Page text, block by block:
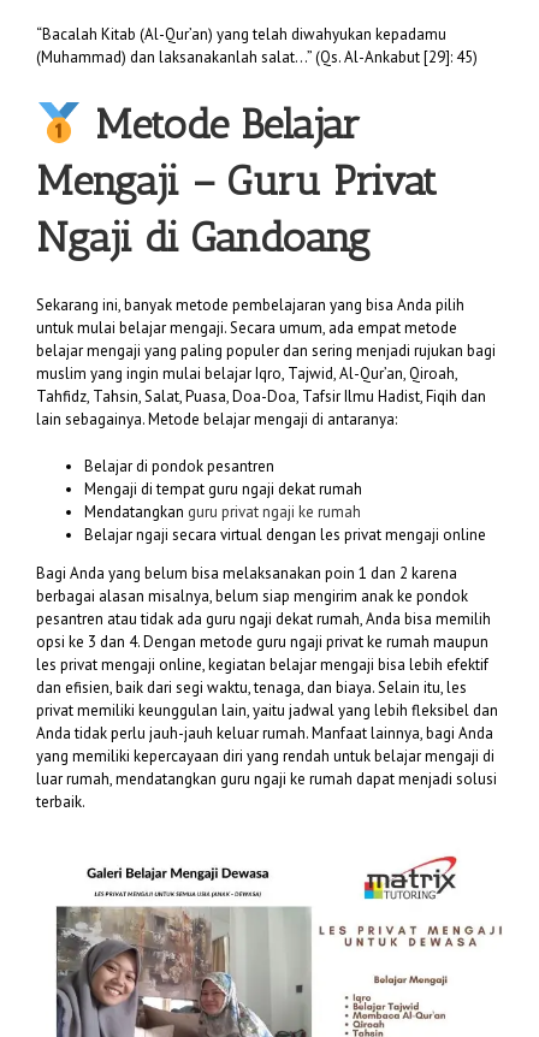
“Bacalah Kitab (Al-Qur’an) yang telah diwahyukan kepadamu
(Muhammad) dan laksanakanlah salat…” (Qs. Al-Ankabut [29]: 45)
Metode Belajar
Mengaji – Guru Privat
Ngaji di Gandoang
Sekarang ini, banyak metode pembelajaran yang bisa Anda pilih
untuk mulai belajar mengaji. Secara umum, ada empat metode
belajar mengaji yang paling populer dan sering menjadi rujukan bagi
muslim yang ingin mulai belajar Iqro, Tajwid, Al-Qur’an, Qiroah,
Tahfidz, Tahsin, Salat, Puasa, Doa-Doa, Tafsir Ilmu Hadist, Fiqih dan
lain sebagainya. Metode belajar mengaji di antaranya:
Belajar di pondok pesantren
Mengaji di tempat guru ngaji dekat rumah
Mendatangkan guru privat ngaji ke rumah
Belajar ngaji secara virtual dengan les privat mengaji online
Bagi Anda yang belum bisa melaksanakan poin 1 dan 2 karena
berbagai alasan misalnya, belum siap mengirim anak ke pondok
pesantren atau tidak ada guru ngaji dekat rumah, Anda bisa memilih
opsi ke 3 dan 4. Dengan metode guru ngaji privat ke rumah maupun
les privat mengaji online, kegiatan belajar mengaji bisa lebih efektif
dan efisien, baik dari segi waktu, tenaga, dan biaya. Selain itu, les
privat memiliki keunggulan lain, yaitu jadwal yang lebih fleksibel dan
Anda tidak perlu jauh-jauh keluar rumah. Manfaat lainnya, bagi Anda
yang memiliki kepercayaan diri yang rendah untuk belajar mengaji di
luar rumah, mendatangkan guru ngaji ke rumah dapat menjadi solusi
terbaik.